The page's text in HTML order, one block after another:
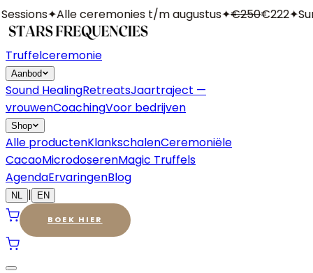
✦Alle ceremonies t/m augustus✦€250€222✦
Truffelceremonie
Aanbod
Sound HealingRetreatsJaartraject —
vrouwenCoachingVoor bedrijven
Shop
Alle productenKlankschalenCeremoniële
CacaoMicrodoserenMagic Truffels
AgendaErvaringenBlog
NL | EN
BOEK HIER